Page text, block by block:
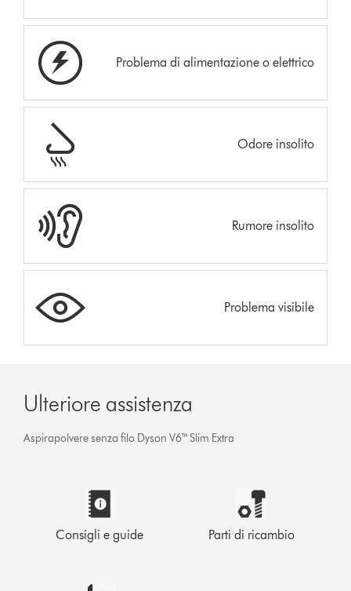
Problema di alimentazione o elettrico
Odore insolito
Rumore insolito
Problema visibile
Ulteriore assistenza
Aspirapolvere senza filo Dyson V6™ Slim Extra
Consigli e guide Parti di ricambio